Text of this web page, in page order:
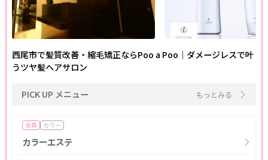
西尾市で髪質改善・縮毛矯正ならPoo a Poo｜ダメージレスで叶
うツヤ髪ヘアサロン
PICK UP メニュー もっとみる
全員 カラー
カラーエステ